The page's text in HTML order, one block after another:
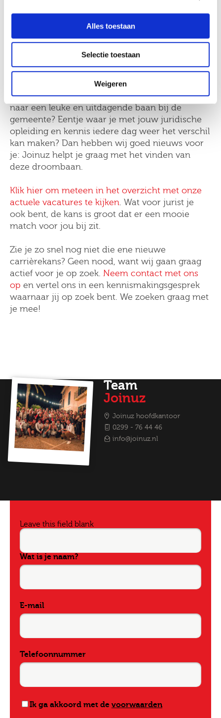
Alles toestaan
Selectie toestaan
Weigeren
bieden we je namelijk een leaseauto en/of
fitnessabonnement. Uiteraard kun je altijd
gebruik maken van onze Joinuz Academy om
deel te nemen aan de leukste trainingen.
Met Joinuz aan de slag
Is dit het carrièrepad voor jou en ga je op zoek
naar een leuke en uitdagende baan bij de
gemeente? Eentje waar je met jouw juridische
opleiding en kennis iedere dag weer het verschil
kan maken? Dan hebben wij goed nieuws voor
je: Joinuz helpt je graag met het vinden van
deze droombaan.
Klik hier om meteen in het overzicht met onze
actuele vacatures te kijken. Wat voor jurist je
ook bent, de kans is groot dat er een mooie
match voor jou bij zit.
Zie je zo snel nog niet die ene nieuwe
carrièrekans? Geen nood, want wij gaan graag
actief voor je op zoek. Neem contact met ons
op en vertel ons in een kennismakingsgesprek
waarnaar jij op zoek bent. We zoeken graag met
je mee!
Team
Joinuz
Joinuz hoofdkantoor
0299 - 76 44 46
info@joinuz.nl
Leave this field blank
Wat is je naam?
E-mail
Telefoonnummer
Ik ga akkoord met de voorwaarden